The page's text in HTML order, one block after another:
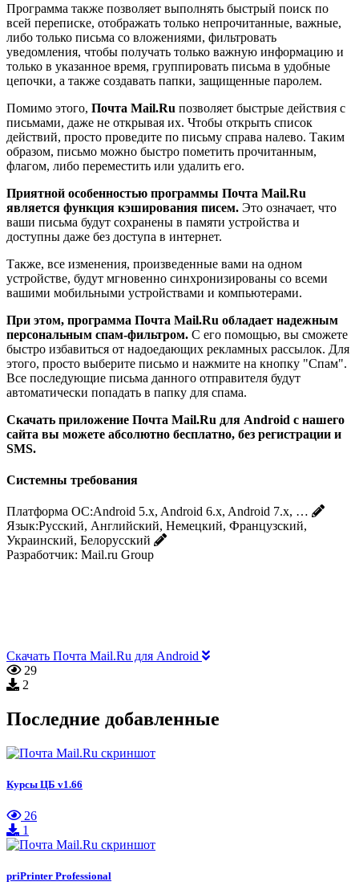
Программа также позволяет выполнять быстрый поиск по
всей переписке, отображать только непрочитанные, важные,
либо только письма со вложениями, фильтровать
уведомления, чтобы получать только важную информацию и
только в указанное время, группировать письма в удобные
цепочки, а также создавать папки, защищенные паролем.
Помимо этого, Почта Mail.Ru позволяет быстрые действия с
письмами, даже не открывая их. Чтобы открыть список
действий, просто проведите по письму справа налево. Таким
образом, письмо можно быстро пометить прочитанным,
флагом, либо переместить или удалить его.
Приятной особенностью программы Почта Mail.Ru
является функция кэширования писем. Это означает, что
ваши письма будут сохранены в памяти устройства и
доступны даже без доступа в интернет.
Также, все изменения, произведенные вами на одном
устройстве, будут мгновенно синхронизированы со всеми
вашими мобильными устройствами и компьютерами.
При этом, программа Почта Mail.Ru обладает надежным
персональным спам-фильтром. С его помощью, вы сможете
быстро избавиться от надоедающих рекламных рассылок. Для
этого, просто выберите письмо и нажмите на кнопку "Спам".
Все последующие письма данного отправителя будут
автоматически попадать в папку для спама.
Скачать приложение Почта Mail.Ru для Android с нашего
сайта вы можете абсолютно бесплатно, без регистрации и
SMS.
Системны требования
Платформа ОС:Android 5.x, Android 6.x, Android 7.x, …
Язык:Русский, Английский, Немецкий, Французский,
Украинский, Белорусский
Разработчик: Mail.ru Group
Скачать Почта Mail.Ru для Android
29
2
Последние добавленные
Курсы ЦБ v1.66
26
1
priPrinter Professional